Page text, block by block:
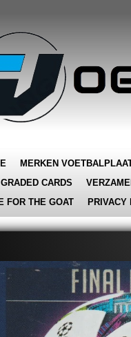
MERKEN
CARDS
FOR THE GOAT
PRIVACY